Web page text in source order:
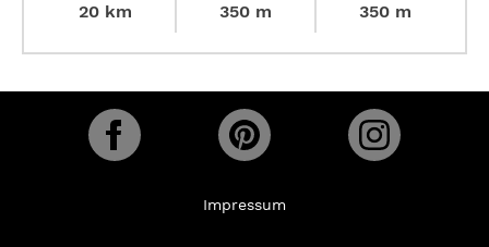
20 km
350 m
350 m
Impressum